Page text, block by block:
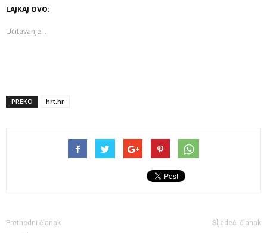
LAJKAJ OVO:
Učitavanje...
PREKO hrt.hr
Prethodni članak Sljedeći članak